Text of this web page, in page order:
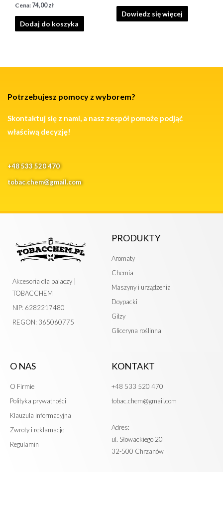
74,00zł
Dodaj do koszyka
Dowiedz się więcej
Potrzebujesz pomocy z wyborem?
Skontaktuj się z nami, a nasz zespół pomoże podjąć
właściwą decyzję!
+48 533 520 470
tobac.chem@gmail.com
Akcesoria dla palaczy |
TOBACCHEM
NIP: 6282217480
REGON: 365060775
PRODUKTY
Aromaty
Chemia
Maszyny i urządzenia
Doypacki
Gilzy
Gliceryna roślinna
O NAS
O Firmie
Polityka prywatności
Klauzula informacyjna
Zwroty i reklamacje
Regulamin
KONTAKT
+48 533 520 470
tobac.chem@gmail.com
Adres:
ul. Słowackiego 20
32-500 Chrzanów